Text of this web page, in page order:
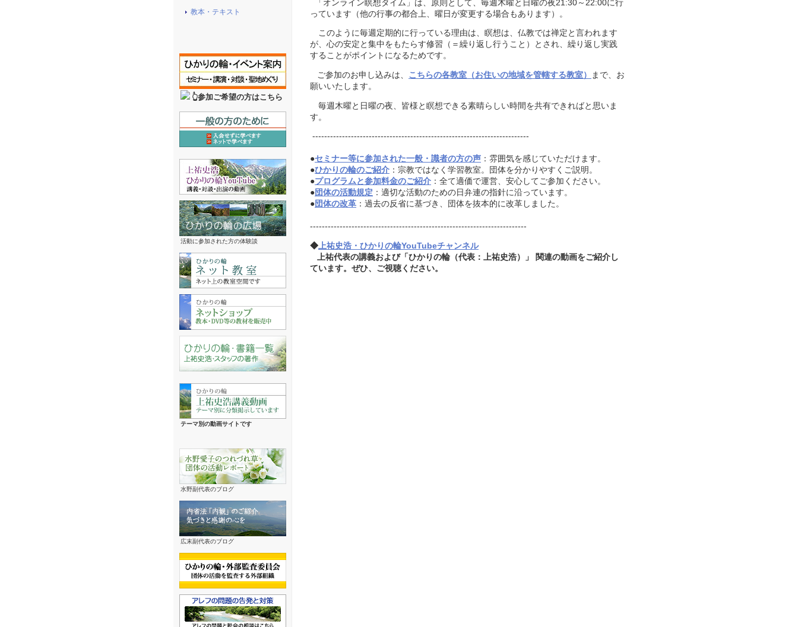
「オンライン瞑想タイム」は、原則として、毎週木曜と日曜の夜21:30～22:00に行
っています（他の行事の都合上、曜日が変更する場合もあります）。
このように毎週定期的に行っている理由は、瞑想は、仏教では禅定と言われます
が、心の安定と集中をもたらす修習（＝繰り返し行うこと）とされ、繰り返し実践
することがポイントになるためです。
ご参加のお申し込みは、 こちらの各教室（お住いの地域を管轄する教室）
まで、お
願いいたします。
毎週木曜と日曜の夜、皆様と瞑想できる素晴らしい時間を共有できればと思いま
す。
-------------------------------------------------------------------------
●セミナー等に参加された一般・識者の方の声 ：雰囲気を感じていただけます。
●ひかりの輪のご紹介 ：宗教ではなく学習教室。団体を分かりやすくご説明。
●プログラムと参加料金のご紹介 ：全て適価で運営、安心してご参加ください。
●団体の活動規定 ：適切な活動のための日弁連の指針に沿っています。
●団体の改革 ：過去の反省に基づき、団体を抜本的に改革しました。
-------------------------------------------------------------------------
◆ 上祐史浩・ひかりの輪YouTubeチャンネル
上祐代表の講義および「ひかりの輪（代表：上祐史浩）」 関連の動画をご紹介し
ています。ぜひ、ご視聴ください。
教本・テキスト
👆参加ご希望の方はこちら
活動に参加された方の体験談
テーマ別の動画サイトです
水野副代表のブログ
広末副代表のブログ